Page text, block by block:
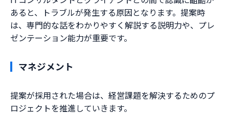
あると、トラブルが発生する原因となります。提案時
は、専門的な話をわかりやすく解説する説明力や、プレ
ゼンテーション能力が重要です。
マネジメント
提案が採用された場合は、経営課題を解決するためのプ
ロジェクトを推進していきます。